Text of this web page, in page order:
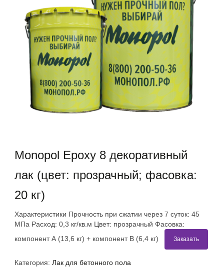
Monopol Epoxy 8 декоративный
лак (цвет: прозрачный; фасовка:
20 кг)
Характеристики Прочность при сжатии через 7 суток: 45
МПа Расход: 0,3 кг/кв.м Цвет: прозрачный Фасовка:
компонент А (13,6 кг) + компонент В (6,4 кг)
Заказать
Категория: Лак для бетонного пола